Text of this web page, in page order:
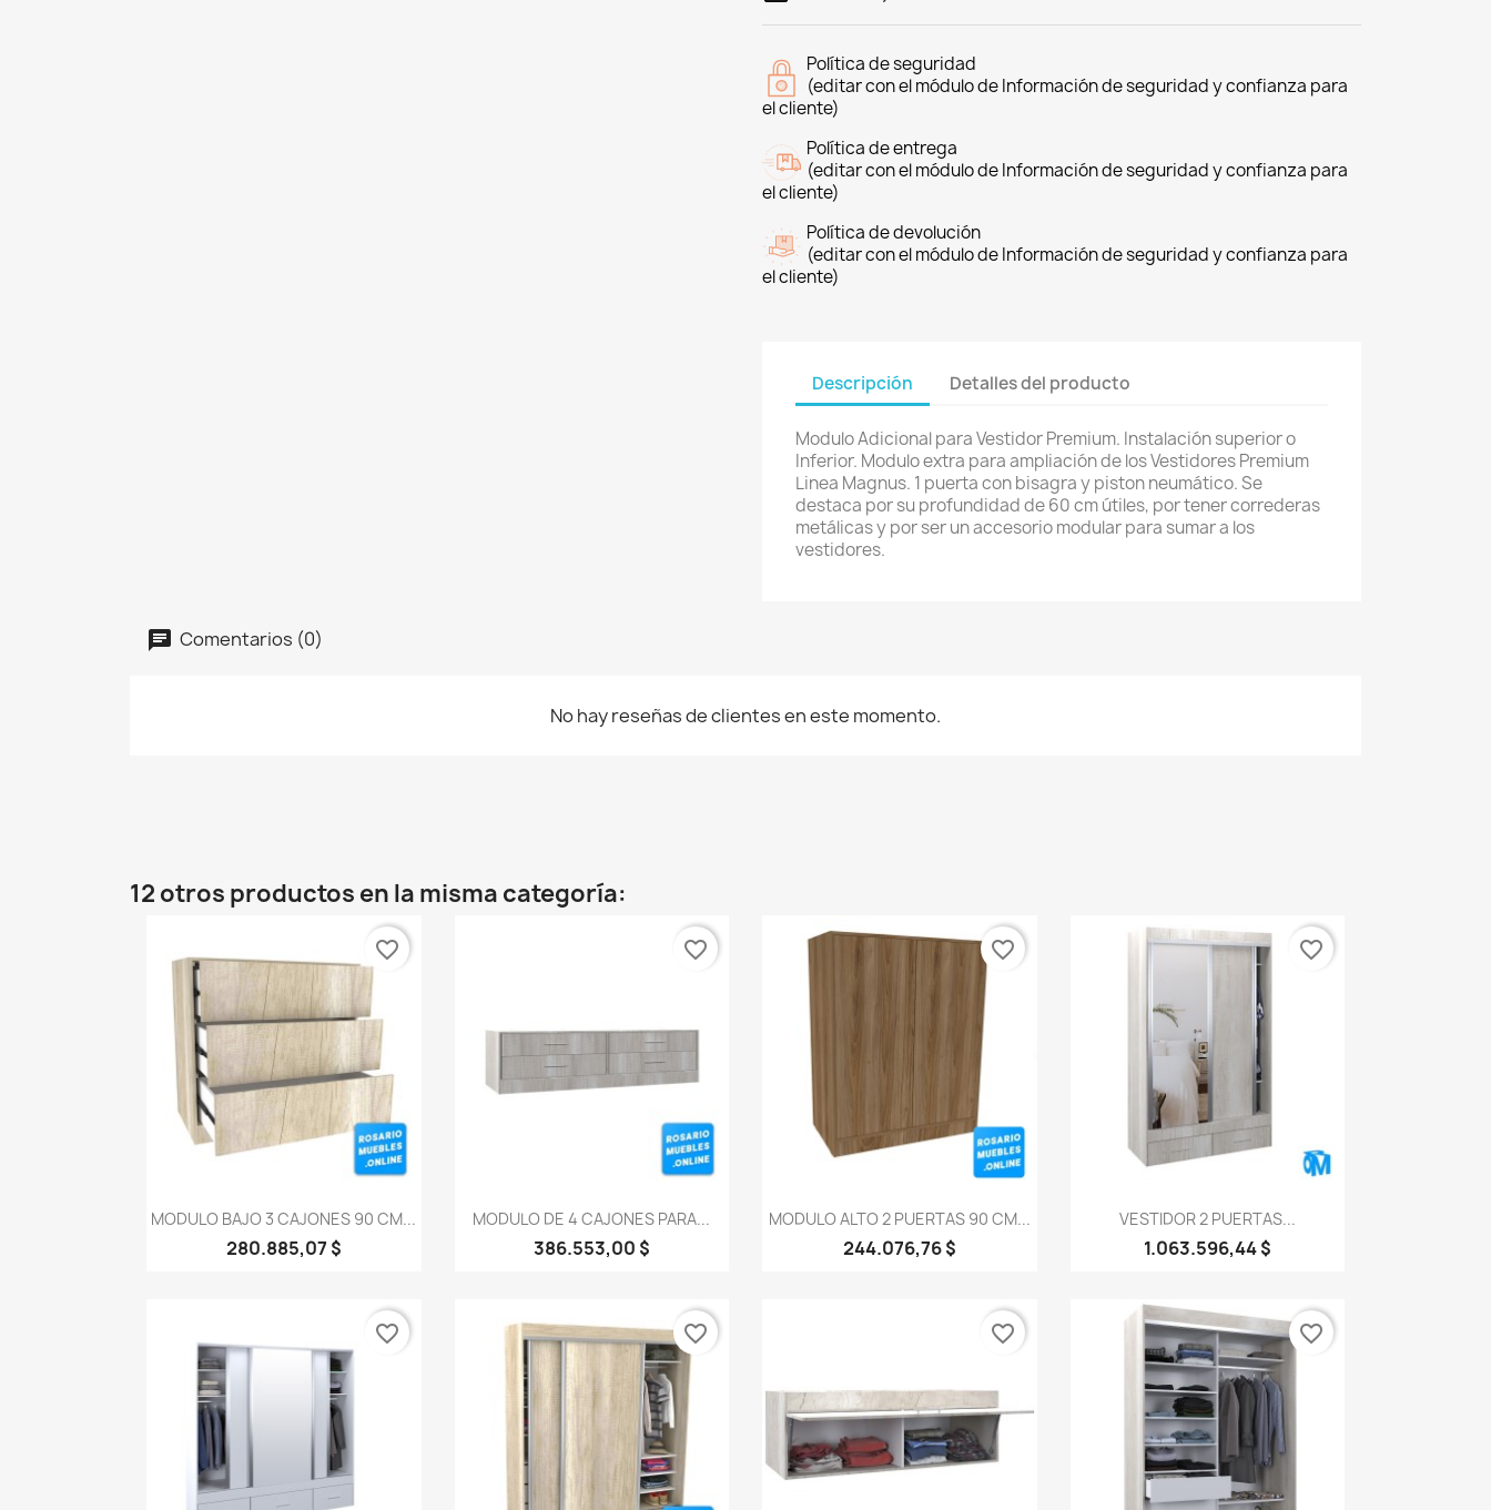
Política de seguridad
(editar con el módulo de Información de seguridad y confianza para
el cliente)
Política de entrega
(editar con el módulo de Información de seguridad y confianza para
el cliente)
Política de devolución
(editar con el módulo de Información de seguridad y confianza para
el cliente)
Descripción Detalles del producto
Modulo Adicional para Vestidor Premium. Instalación superior o
Inferior. Modulo extra para ampliación de los Vestidores Premium
Linea Magnus. 1 puerta con bisagra y piston neumático. Se
destaca por su profundidad de 60 cm útiles, por tener correderas
metálicas y por ser un accesorio modular para sumar a los
vestidores.
Comentarios (0)
No hay reseñas de clientes en este momento.
12 otros productos en la misma categoría:
 Vista rápida
MODULO BAJO 3 CAJONES 90 CM...
280.885,07 $
favorite_border
Vista rápida
MODULO DE 4 CAJONES PARA...
386.553,00 $
favorite_border
Vista rápida
MODULO ALTO 2 PUERTAS 90 CM...
244.076,76 $
favorite_border
Vista rápida
VESTIDOR 2 PUERTAS...
1.063.596,44 $
favorite_border
favorite_border favorite_border favorite_border favorite_border